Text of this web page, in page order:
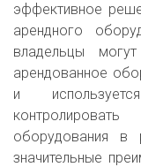
эффективное
арендного
владельцы
арендованное
и
оборудования в
значительные